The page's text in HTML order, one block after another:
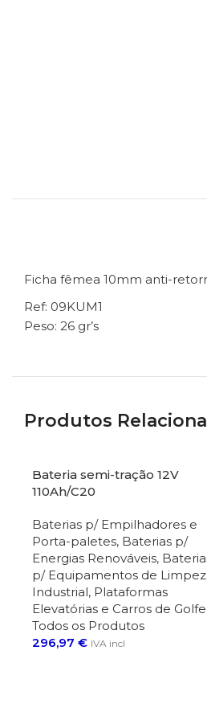
Ficha fêmea 10mm anti-
Ref: 09KUM1
Peso: 26 gr’s
Produtos
Bateria semi-tração 12V
110Ah/C20
Baterias p/ Empilhadores e
Porta-paletes, Baterias p/
Energias Renováveis,
p/ Equipamentos de
Industrial, Plataformas
Elevatórias e Carros de Golfe
Todos os Produtos
296,97 € IVA incl